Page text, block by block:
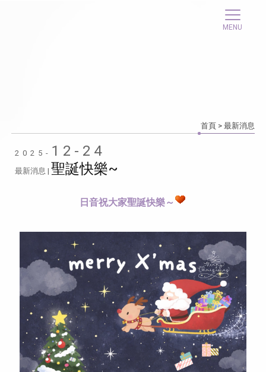
首頁 > 最新消息
2025- 12-24
最新消息 | 聖誕快樂~
日音祝大家聖誕快樂～